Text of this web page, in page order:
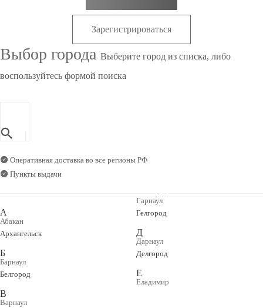
Зарегистрироваться
Выбор города Выберите город из списка, либо
воспользуйтесь формой поиска
Оперативная доставка во все регионы РФ
Пункты выдачи
А
Абакан
Архангельск
Б
Барнаул
Белгород
В
Варнаул
Гарнаул
Гелгород
Д
Дарнаул
Делгород
Е
Еладимир